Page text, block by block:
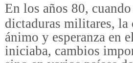
En los años 80,
dictaduras militares, la
ánimo y esperanza en
iniciaba, cambios